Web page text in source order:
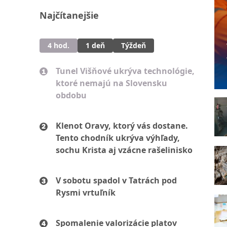
Najčítanejšie
4 hod. 1 deň Týždeň
Tunel Višňové ukrýva technológie,
ktoré nemajú na Slovensku
obdobu
Klenot Oravy, ktorý vás dostane.
Tento chodník ukrýva výhľady,
sochu Krista aj vzácne rašelinisko
V sobotu spadol v Tatrách pod
Rysmi vrtuľník
Spomalenie valorizácie platov